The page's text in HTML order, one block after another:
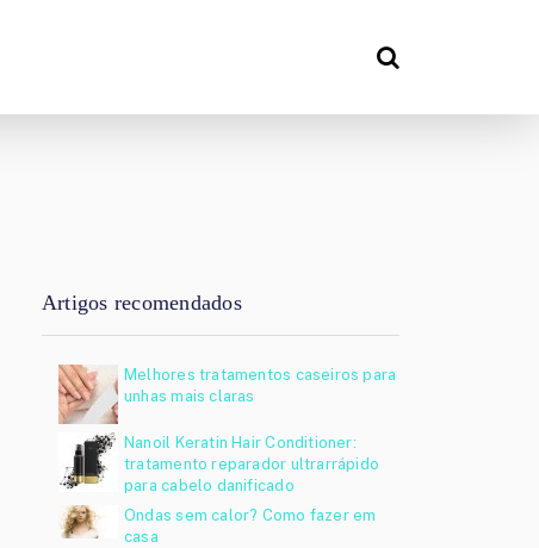
Artigos recomendados
Melhores tratamentos caseiros para
unhas mais claras
Nanoil Keratin Hair Conditioner:
tratamento reparador ultrarrápido
para cabelo danificado
Ondas sem calor? Como fazer em
casa